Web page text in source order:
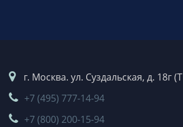
г. Москва. ул. Суздальская, д. 18г
+7 (495) 777-14-94
+7 (800) 200-15-94